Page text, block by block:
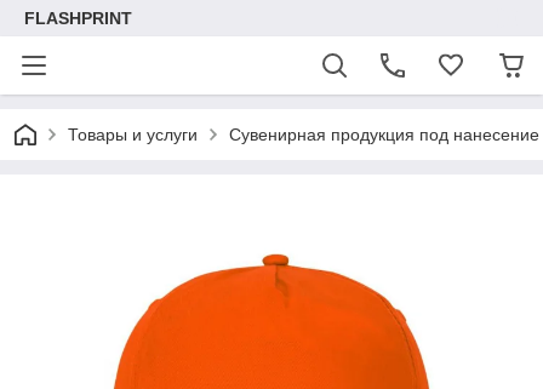
FLASHPRINT
Товары и услуги Сувенирная продукция под нанесение